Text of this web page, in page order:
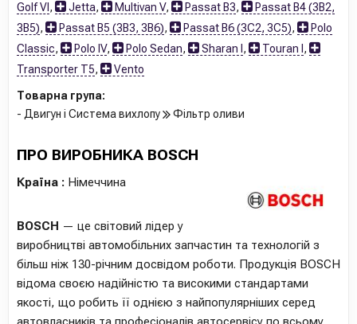
Golf VI , Jetta, Multivan V, Passat B3,
Passat B4 (3B2,
3B5), Passat B5 (3B3, 3B6), Passat B6 (3C2, 3C5),
Polo
Classic, Polo IV, Polo Sedan, Sharan I , Touran I ,
Transporter T5, Vento
Товарна група:
- Двигун і Система вихлопу
Фільтр оливи
ПРО ВИРОБНИКА BOSCH
Країна : Німеччина
BOSCH — це світовий лідер у
виробництві автомобільних запчастин та технологій з
більш ніж 130-річним досвідом роботи. Продукція BOSCH
відома своєю надійністю та високими стандартами
якості, що робить її однією з найпопулярніших серед